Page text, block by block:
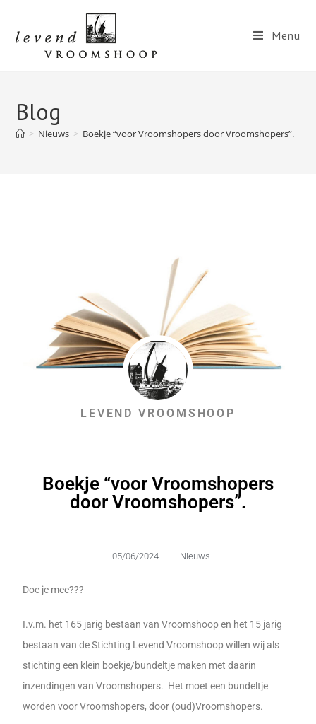
Menu
Blog
> Nieuws > Boekje “voor Vroomshopers door Vroomshopers”.
LEVEND VROOMSHOOP
Boekje “voor Vroomshopers
door Vroomshopers”.
05/06/2024 - Nieuws
Doe je mee???
I.v.m. het 165 jarig bestaan van Vroomshoop en het 15 jarig
bestaan van de Stichting Levend Vroomshoop willen wij als
stichting een klein boekje/bundeltje maken met daarin
inzendingen van Vroomshopers. Het moet een bundeltje
worden voor Vroomshopers, door (oud)Vroomshopers.